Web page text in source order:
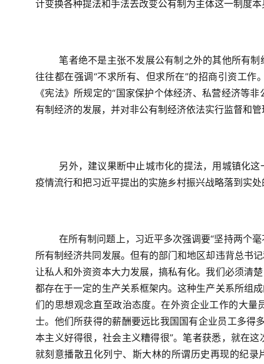
计变换各种提法和手法去改变公有制为主体这一制度本
笔者绝不是主张不发展公有制之外的其他所有
往往都在强调“不求所有、但求所在”的招商引资工
《宪法》所规定的“国家保护个体经济、私营经济等
有制经济的发展，并对非公有制经济依法实行监督和管
另外，建议果断中止城市化的提法，用城镇化
疫情流行和把习近平提出的实施乡村振兴战略落到实
在所有制问题上，习近平多次强调要“坚持两个
所有制经济共同发展。但有的部门和地区却违背总书
让私人和外资资本大力发展，搞私有化。我们必须清
都存在于一定的生产关系框架内。这种生产关系所组
们的思想观念直至政治态度。在外资企业工作的大
士。他们所获得的薪酬要远比我国国有企业员工多得
本主义好得很，社会主义糟得很”。笔者获悉，就在
就刻意播散丑化列宁、斯大林的所谓历史再现的纪